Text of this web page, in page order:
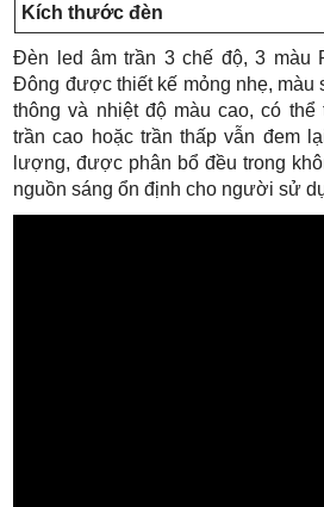
Kích thước đèn
Đèn led âm trần 3 chế độ, 3 màu
Đông được thiết kế mỏng nhẹ, màu
thông và nhiệt độ màu cao, có
trần cao hoặc trần thấp vẫn đem
lượng, được phân bổ đều trong
nguồn sáng ổn định cho người sử